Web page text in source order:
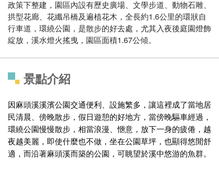
政策下整建，園區內設有歷史廣場、文學步道、動物石雕、
拱型花廊、花纖吊橋及遍植花木，全長約1.6公里的環狀自
行車道，環繞公園，是散步的好去處，尤其入夜後庭園燈飾
綻放，溪水燈火搖曳，園區面積1.67公傾。
景點介紹
因麻頭溪溪濱公園交通便利、設施繁多，讓這裡成了當地居
民清晨、傍晚散步，假日遊憩的好地方，當傍晚驅車經過，
環繞公園慢慢散步，相當浪漫、愜意，放下一身的疲倦，越
夜越美麗，即使什麼也不做，坐在公園草坪，也顯得悠閒舒
適，而沿著麻頭溪而築的公園，可眺望於溪中悠游的魚群。